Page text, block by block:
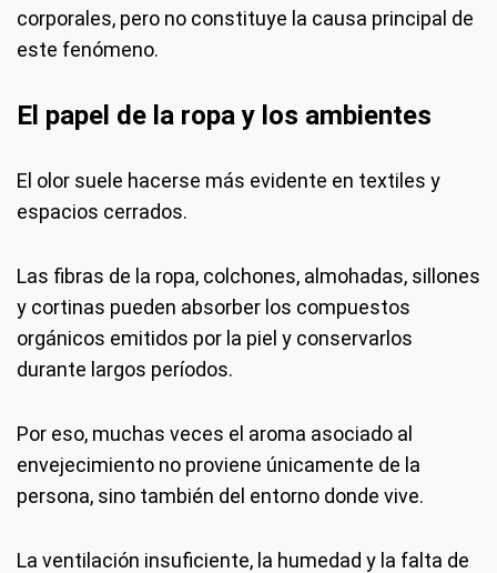
corporales, pero no constituye la causa principal de
este fenómeno.
El papel de la ropa y los ambientes
El olor suele hacerse más evidente en textiles y
espacios cerrados.
Las fibras de la ropa, colchones, almohadas, sillones
y cortinas pueden absorber los compuestos
orgánicos emitidos por la piel y conservarlos
durante largos períodos.
Por eso, muchas veces el aroma asociado al
envejecimiento no proviene únicamente de la
persona, sino también del entorno donde vive.
La ventilación insuficiente, la humedad y la falta de